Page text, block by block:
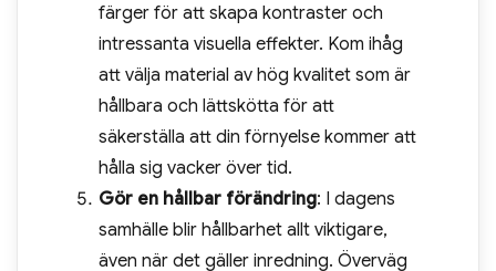
färger för att skapa kontraster och
intressanta visuella effekter. Kom ihåg
att välja material av hög kvalitet som är
hållbara och lättskötta för att
säkerställa att din förnyelse kommer att
hålla sig vacker över tid.
Gör en hållbar förändring: I dagens
samhälle blir hållbarhet allt viktigare,
även när det gäller inredning. Överväg